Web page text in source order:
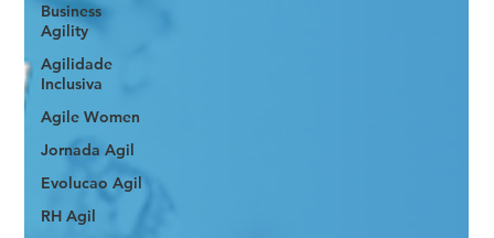
Business
Agility
Agilidade
Inclusiva
Agile Women
Jornada Agil
Evolucao Agil
RH Agil